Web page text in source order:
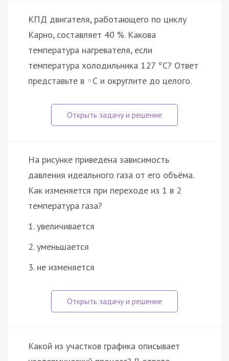
КПД двигателя, работающего по циклу
Карно, составляет 40 %. Какова
температура нагревателя, если
температура холодильника 127 °С? Ответ
представьте в ◦С и округлите до целого.
На рисунке приведена зависимость
давления идеального газа от его объёма.
Как изменяется при переходе из 1 в 2
температура газа?
1. увеличивается
2. уменьшается
3. не изменяется
Какой из участков графика описывает